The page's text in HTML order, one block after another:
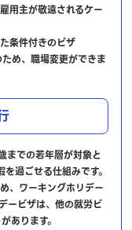
用主が敬遠されるケー
条件付きのビザ
、職場変更ができま
までの若年層が対象と
過ごせる仕組みです。
、ワーキングホリデー
ービザは、他の就労ビ
あります。